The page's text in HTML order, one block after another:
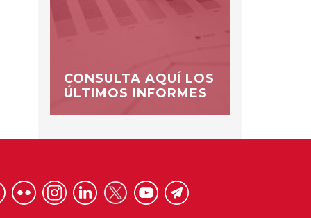
CONSULTA AQUÍ LOS
ÚLTIMOS INFORMES